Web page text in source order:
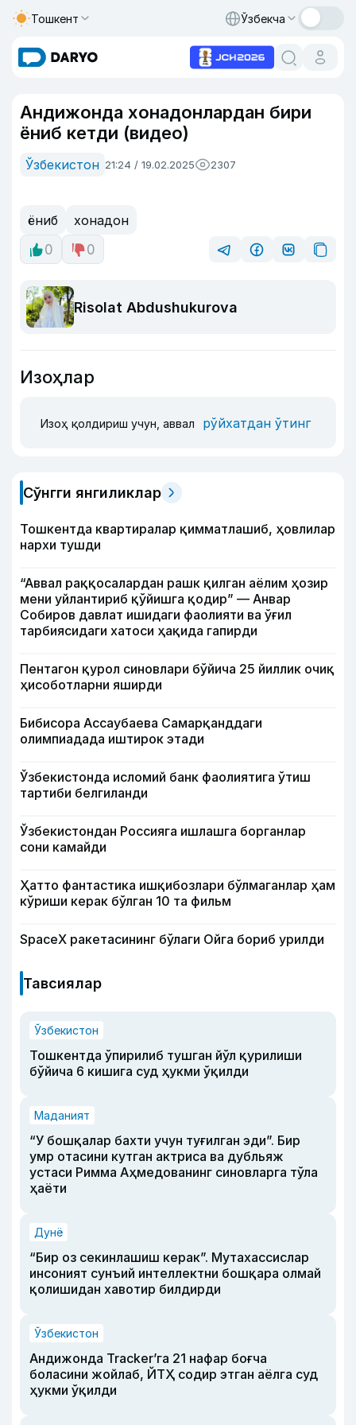
Тошкент Ўзбекча
Андижонда хонадонлардан бири
ёниб кетди (видео)
Ўзбекистон 21:24 / 19.02.2025 2307
ёниб
хонадон
0
0
Risolat Abdushukurova
Изоҳлар
Изоҳ қолдириш учун, аввал рўйхатдан ўтинг
Сўнгги янгиликлар
Тошкентда квартиралар қимматлашиб, ҳовлилар
нархи тушди
“Аввал раққосалардан рашк қилган аёлим ҳозир
мени уйлантириб қўйишга қодир” — Анвар
Собиров давлат ишидаги фаолияти ва ўғил
тарбиясидаги хатоси ҳақида гапирди
Пентагон қурол синовлари бўйича 25 йиллик очиқ
ҳисоботларни яширди
Бибисора Ассаубаева Самарқанддаги
олимпиадада иштирок этади
Ўзбекистонда исломий банк фаолиятига ўтиш
тартиби белгиланди
Ўзбекистондан Россияга ишлашга борганлар
сони камайди
Ҳатто фантастика ишқибозлари бўлмаганлар ҳам
кўриши керак бўлган 10 та фильм
SpaceX ракетасининг бўлаги Ойга бориб урилди
Тавсиялар
Ўзбекистон
Тошкентда ўпирилиб тушган йўл қурилиши
бўйича 6 кишига суд ҳукми ўқилди
Маданият
“У бошқалар бахти учун туғилган эди”. Бир
умр отасини кутган актриса ва дубльяж
устаси Римма Аҳмедованинг синовларга тўла
ҳаёти
Дунё
“Бир оз секинлашиш керак”. Мутахассислар
инсоният сунъий интеллектни бошқара олмай
қолишидан хавотир билдирди
Ўзбекистон
Андижонда Tracker’га 21 нафар боғча
боласини жойлаб, ЙТҲ содир этган аёлга суд
ҳукми ўқилди